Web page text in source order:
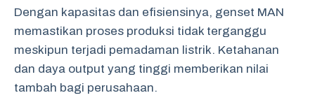
Dengan kapasitas dan efisiensinya, genset MAN
memastikan proses produksi tidak terganggu
meskipun terjadi pemadaman listrik. Ketahanan
dan daya output yang tinggi memberikan nilai
tambah bagi perusahaan.